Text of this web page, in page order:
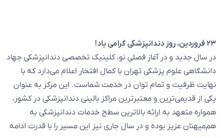
۲۳ فروردین، روز دندانپزشکی گرامی باد!
در سال جدید و در آغاز فصلی نو، کلینیک تخصصی دندانپزشکی جهاد
دانشگاهی علوم پزشکی تهران با کمال افتخار اعلام می‌دارد که با
نهایت ظرفیت و تمام توان در خدمت شماست. این مرکز به عنوان
یکی از قدیمی‌ترین و معتبرترین مراکز بالینی دندانپزشکی در کشور،
همواره متعهد به ارائه بالاترین سطح خدمات دندانپزشکی به
هم‌میهنان عزیز بوده و در سال جاری نیز این مسیر را با قدرت ادامه